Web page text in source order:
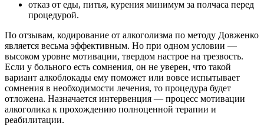
отказ от еды, питья, курения минимум за полчаса перед
процедурой.
По отзывам, кодирование от алкоголизма по методу Довженко
является весьма эффективным. Но при одном условии —
высоком уровне мотивации, твердом настрое на трезвость.
Если у больного есть сомнения, он не уверен, что такой
вариант алкоблокады ему поможет или вовсе испытывает
сомнения в необходимости лечения, то процедура будет
отложена. Назначается интервенция — процесс мотивации
алкоголика к прохождению полноценной терапии и
реабилитации.